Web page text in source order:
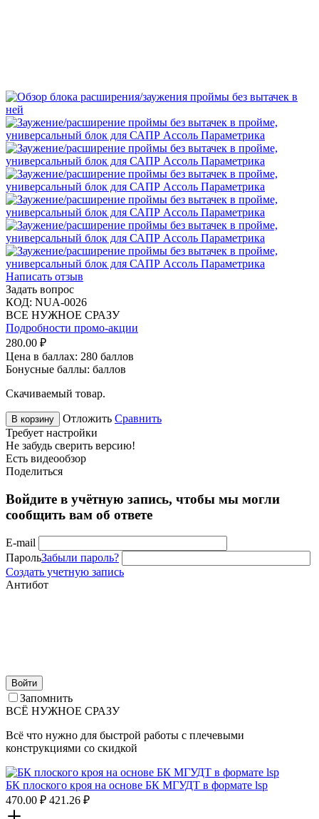
Написать отзыв
Задать вопрос
КОД: NUA-0026
ВСЕ НУЖНОЕ СРАЗУ
Подробности промо-акции
280.00 ₽
Цена в баллах: 280 баллов
Бонусные баллы: баллов
Скачиваемый товар.
В корзину Отложить Сравнить
Требует настройки
Не забудь сверить версию!
Есть видеообзор
Поделиться
Войдите в учётную запись, чтобы мы могли
сообщить вам об ответе
E-mail
ПарольЗабыли пароль?
Создать учетную запись
Антибот
Войти
Запомнить
ВСЁ НУЖНОЕ СРАЗУ
Всё что нужно для быстрой работы с плечевыми
конструкциями со скидкой
БК плоского кроя на основе БК МГУДТ в формате lsp
470.00 ₽ 421.26 ₽